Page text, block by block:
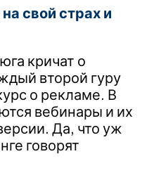
свой страх и
кричат о
второй гуру
о рекламе. В
вебинары и их
Да, что уж
говорят